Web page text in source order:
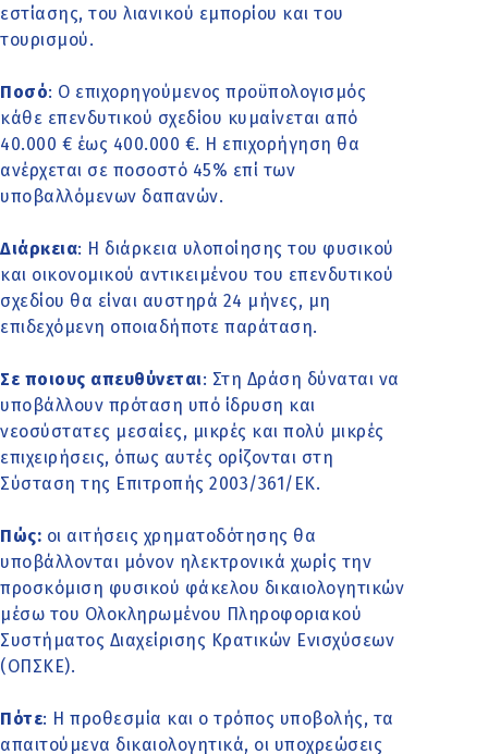
εστίασης, του λιανικού εμπορίου και του
τουρισμού.
Ποσό: Ο επιχορηγούμενος προϋπολογισμός
κάθε επενδυτικού σχεδίου κυμαίνεται από ​
40.000 € έως 400.000 €. ​​Η επιχορήγηση θα
ανέρχεται σε ποσοστό 45% επί των
υποβαλλόμενων δαπανών.
Διάρκεια: Η διάρκεια υλοποίησης του φυσικού
και οικονομικού αντικειμένου του επενδυτικού
σχεδίου θα είναι αυστηρά 24 μήνες, μη
επιδεχόμενη οποιαδήποτε παράταση.
Σε ποιους απευθύνεται: Στη Δράση δύναται να
υποβάλλουν πρόταση υπό ίδρυση και
νεοσύστατες μεσαίες, μικρές και πολύ μικρές
επιχειρήσεις, όπως αυτές ορίζονται στη
Σύσταση της Επιτροπής 2003/361/ΕΚ.
Πώς: οι αιτήσεις χρηματοδότησης θα
υποβάλλονται μόνον ηλεκτρονικά χωρίς την
προσκόμιση φυσικού φάκελου δικαιολογητικών
μέσω του Ολοκληρωμένου Πληροφοριακού
Συστήματος Διαχείρισης Κρατικών Ενισχύσεων
(ΟΠΣΚΕ).
Πότε: Η προθεσμία και ο τρόπος υποβολής, τα
απαιτούμενα δικαιολογητικά, οι υποχρεώσεις